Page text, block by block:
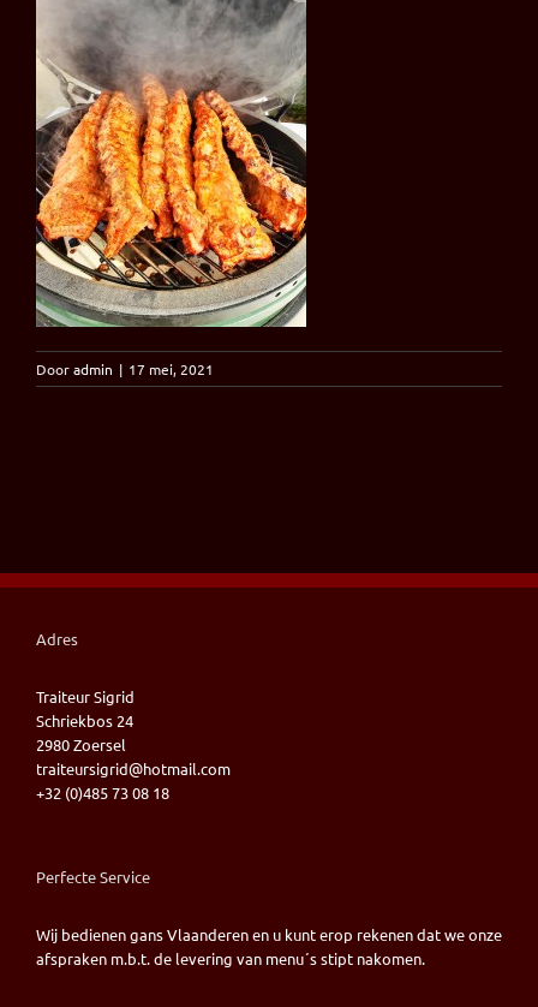
Dooradmin | 17 mei, 2021
Adres
Traiteur Sigrid
Schriekbos 24
2980 Zoersel
traiteursigrid@hotmail.com
+32 (0)485 73 08 18
Perfecte Service
Wij bedienen gans Vlaanderen en u kunt erop rekenen dat we onze
afspraken m.b.t. de levering van menu´s stipt nakomen.